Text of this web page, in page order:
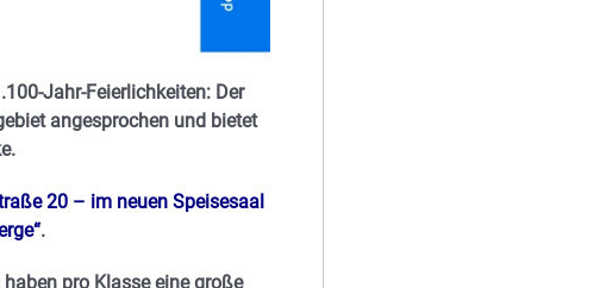
Jahr-Feierlichkeiten: Der
angesprochen und bietet
20 – im neuen Speisesaal
.
pro Klasse eine große